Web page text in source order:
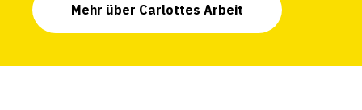
Mehr über Carlottes Arbeit